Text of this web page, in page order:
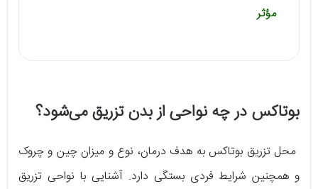
مؤثر
بوتاکس در چه نواحی از بدن تزریق می‌شود؟
محل تزریق بوتاکس به هدف درمان، نوع و میزان چین و چروک
و همچنین شرایط فردی بستگی دارد. آشنایی با نواحی تزریق